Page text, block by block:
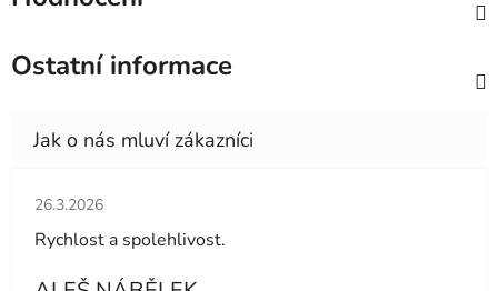
Ostatní informace
Hodnocení obchodu je 5 z 5 hvězdiček.
26.3.2026
Rychlost a spolehlivost.